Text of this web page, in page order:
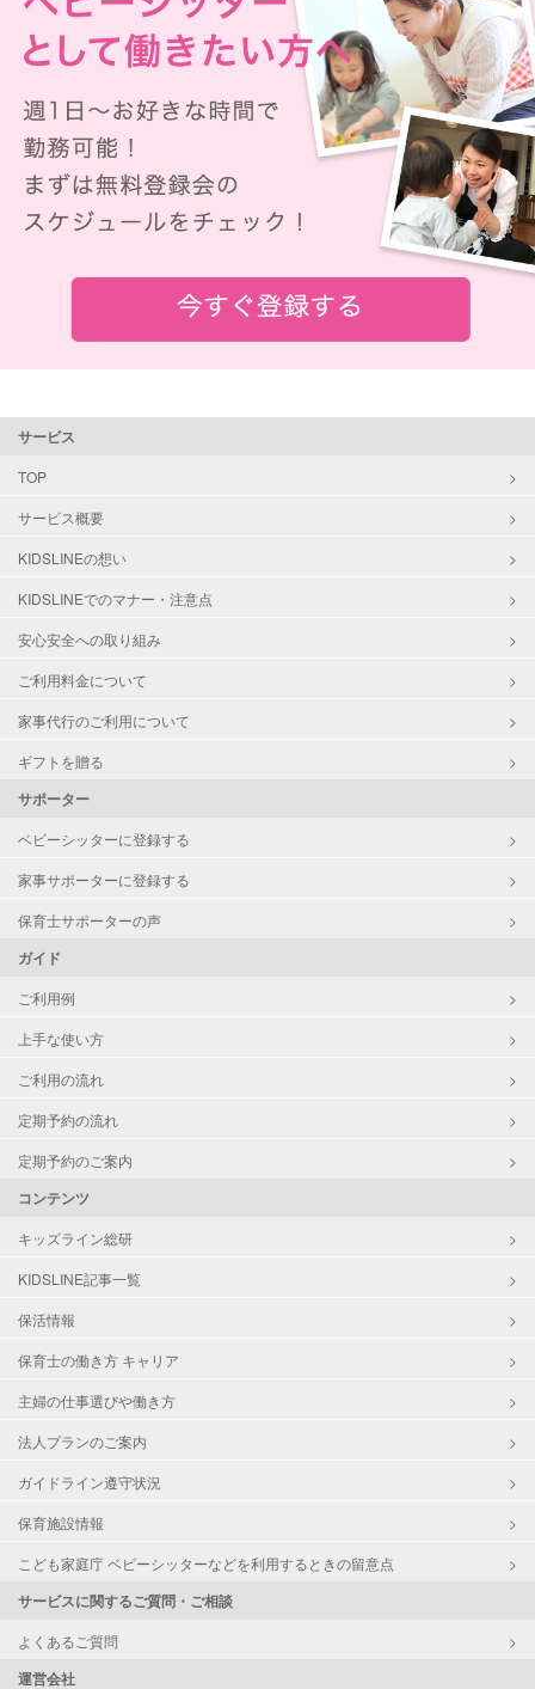
サービス
TOP
サービス概要
KIDSLINEの想い
KIDSLINEでのマナー・注意点
安心安全への取り組み
ご利用料金について
家事代行のご利用について
ギフトを贈る
サポーター
ベビーシッターに登録する
家事サポーターに登録する
保育士サポーターの声
ガイド
ご利用例
上手な使い方
ご利用の流れ
定期予約の流れ
定期予約のご案内
コンテンツ
キッズライン総研
KIDSLINE記事一覧
保活情報
保育士の働き方 キャリア
主婦の仕事選びや働き方
法人プランのご案内
ガイドライン遵守状況
保育施設情報
こども家庭庁 ベビーシッターなどを利用するときの留意点
サービスに関するご質問・ご相談
よくあるご質問
運営会社